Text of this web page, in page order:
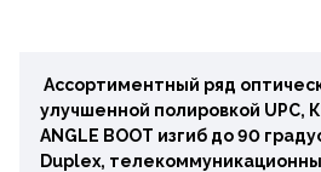
Ассортиментный ряд
улучшенной полировкой UPC,
ANGLE BOOT изгиб до 90
Duplex,